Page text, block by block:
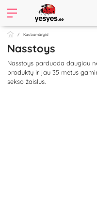
Kaubamärgid
Nasstoys
Nasstoys parduoda daugiau
produktų ir jau 35 metus
sekso žaislus.